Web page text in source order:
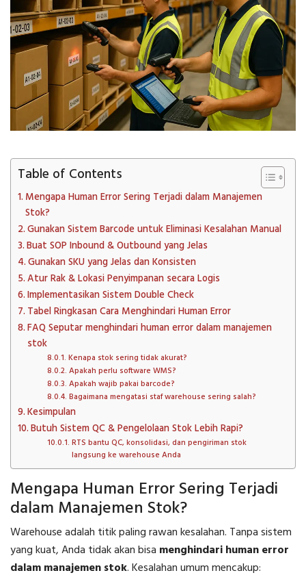
Table of Contents
Mengapa Human Error Sering Terjadi dalam Manajemen
Stok?
Gunakan Sistem Barcode untuk Eliminasi Kesalahan Manual
Buat SOP Inbound & Outbound yang Jelas
Gunakan SKU yang Jelas dan Konsisten
Atur Rak & Lokasi Penyimpanan secara Logis
Implementasikan Sistem Double Check
Tabel Ringkasan Cara Menghindari Human Error
FAQ Seputar menghindari human error dalam manajemen
stok
Kenapa stok sering tidak akurat?
Apakah perlu software WMS?
Apakah wajib pakai barcode?
Bagaimana mengatasi staf warehouse sering salah?
Kesimpulan
Butuh Sistem QC & Pengelolaan Stok Lebih Rapi?
RTS bantu QC, konsolidasi, dan pengiriman stok
langsung ke warehouse Anda
Mengapa Human Error Sering Terjadi
dalam Manajemen Stok?
Warehouse adalah titik paling rawan kesalahan. Tanpa sistem
yang kuat, Anda tidak akan bisa menghindari human error
dalam manajemen stok. Kesalahan umum mencakup: